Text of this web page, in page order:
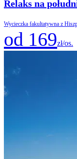
Relaks na
Wycieczka fakultatywna z
od 169zł/os.